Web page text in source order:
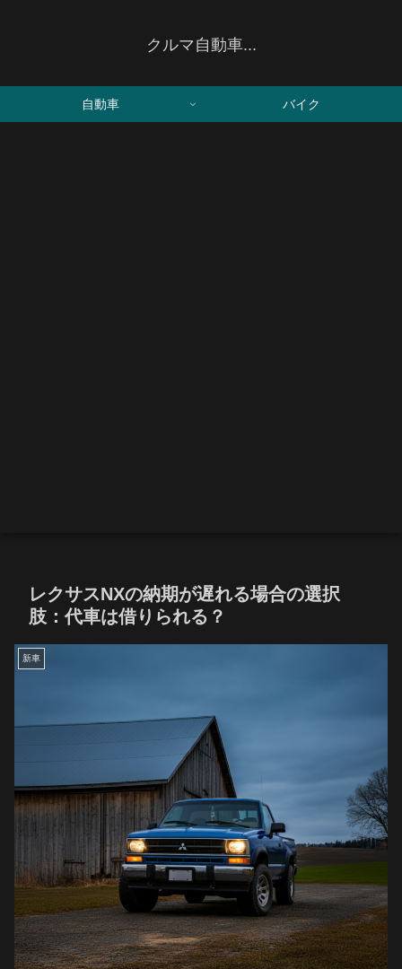
クルマ自動車...
自動車 バイク
レクサスNXの納期が遅れる場合の選択
肢：代車は借りられる？
新車